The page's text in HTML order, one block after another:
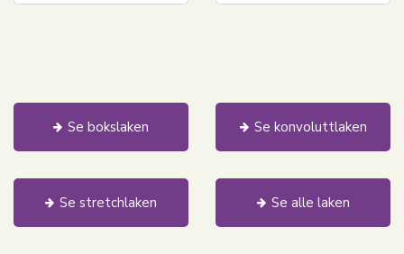
Se bokslaken Se konvoluttlaken
Se stretchlaken Se alle laken